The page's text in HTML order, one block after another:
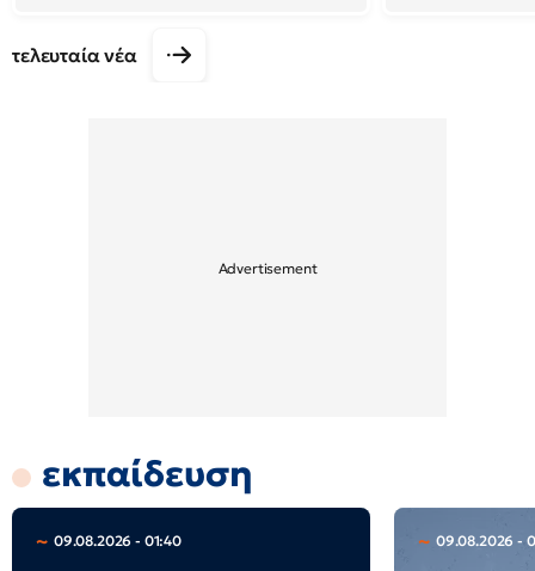
τελευταία νέα
εκπαίδευση
09.08.2026 - 01:40 09.08.2026 -